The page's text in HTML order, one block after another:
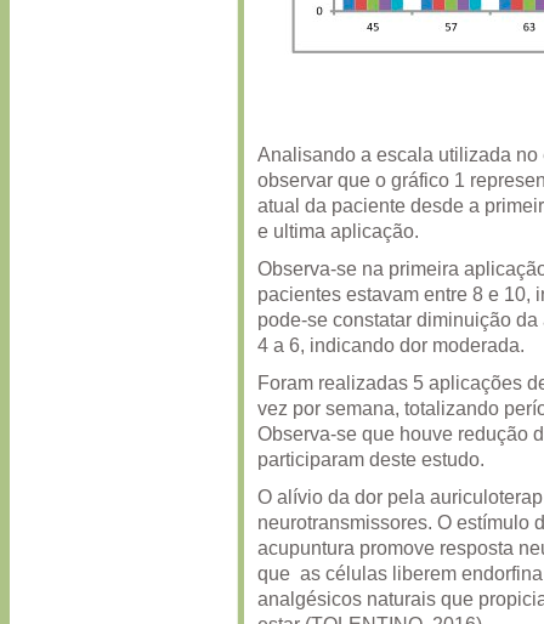
Analisando a escala utilizada
observar que o gráfico 1
atual da paciente desde a
e ultima aplicação.
Observa-se na primeira
pacientes estavam entre 8 e 10,
pode-se constatar diminuição
4 a 6, indicando dor moderada.
Foram realizadas 5 aplicações
vez por semana, totalizando
Observa-se que houve redução
participaram deste estudo.
O alívio da dor pela
neurotransmissores. O estímulo
acupuntura promove resposta
que as células liberem
analgésicos naturais que